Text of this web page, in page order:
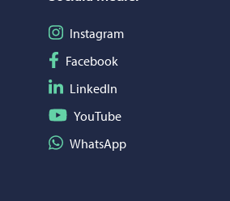
Följ på Instagram
Instagram
Följ på Facebook
Facebook
Följ på LinkedIn
LinkedIn
Följ på YouTube
YouTube
Dela på WhatsApp
WhatsApp